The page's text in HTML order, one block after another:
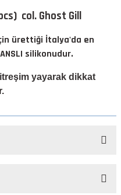
col. Ghost Gill
ürettiği İtalya'da en
silikonudur.
titreşim yayarak dikkat